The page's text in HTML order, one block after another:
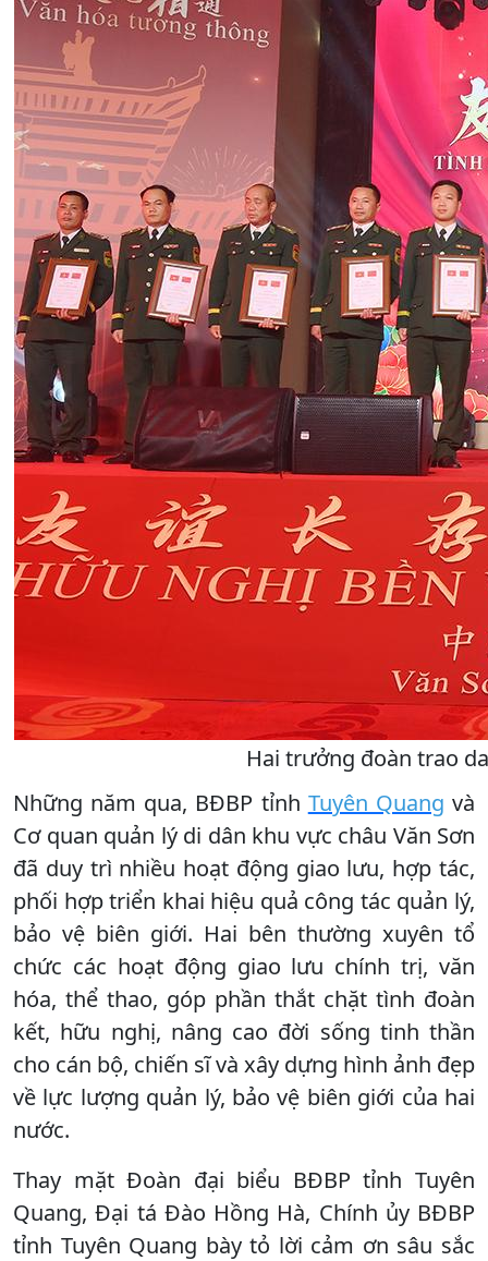
Hai trưởng đoàn trao
Những năm qua, BĐBP tỉnh Tuyên Quang và
Cơ quan quản lý di dân khu vực châu Văn Sơn
đã duy trì nhiều hoạt động giao lưu, hợp tác,
phối hợp triển khai hiệu quả công tác quản lý,
bảo vệ biên giới. Hai bên thường xuyên tổ
chức các hoạt động giao lưu chính trị, văn
hóa, thể thao, góp phần thắt chặt tình đoàn
kết, hữu nghị, nâng cao đời sống tinh thần
cho cán bộ, chiến sĩ và xây dựng hình ảnh đẹp
về lực lượng quản lý, bảo vệ biên giới của hai
nước.
Thay mặt Đoàn đại biểu BĐBP tỉnh Tuyên
Quang, Đại tá Đào Hồng Hà, Chính ủy BĐBP
tỉnh Tuyên Quang bày tỏ lời cảm ơn sâu sắc